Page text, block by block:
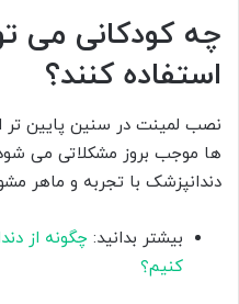
چه کودکانی می
استفاده کنند؟
نصب لمینت در سنین پایین تر
ها موجب بروز مشکلاتی می
دندانپزشک با تجربه و ماهر
بیشتر بدانید: چگونه از
کنیم؟